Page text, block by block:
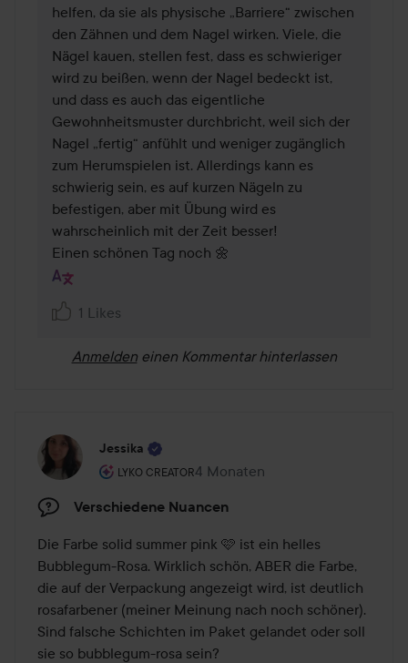
helfen, da sie als physische „Barriere“ zwischen
den Zähnen und dem Nagel wirken. Viele, die
Nägel kauen, stellen fest, dass es schwieriger
wird zu beißen, wenn der Nagel bedeckt ist,
und dass es auch das eigentliche
Gewohnheitsmuster durchbricht, weil sich der
Nagel „fertig“ anfühlt und weniger zugänglich
zum Herumspielen ist. Allerdings kann es
schwierig sein, es auf kurzen Nägeln zu
befestigen, aber mit Übung wird es
wahrscheinlich mit der Zeit besser!
Einen schönen Tag noch 🌼
1 Likes
Anmelden einen Kommentar hinterlassen
Jessika
LYKO CREATOR
Rolle des Benutzers: Lyko Creator.
4 Monaten
Der Beitrag wurde 4 Monaten
Verschiedene Nuancen
Die Farbe solid summer pink 🩷 ist ein helles
Bubblegum-Rosa. Wirklich schön, ABER die Farbe,
die auf der Verpackung angezeigt wird, ist deutlich
rosafarbener (meiner Meinung nach noch schöner).
Sind falsche Schichten im Paket gelandet oder soll
sie so bubblegum-rosa sein?